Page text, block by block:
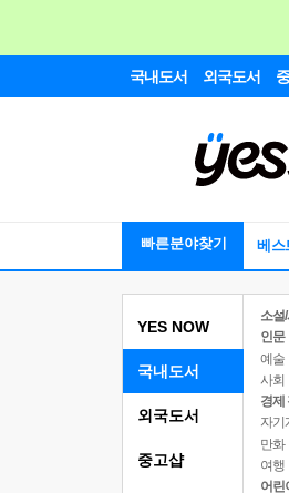
국내도서 외국도서
빠른분야찾기 베스
YES NOW
국내도서
소설/
인문
예술
사회
경제
자기
만화
여행
어린
외국도서
중고샵